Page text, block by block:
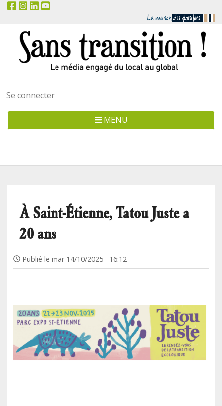
Menu
utilisateur
Se connecter
MENU
À Saint-Étienne, Tatou Juste a
20 ans
Publié le mar 14/10/2025 - 16:12